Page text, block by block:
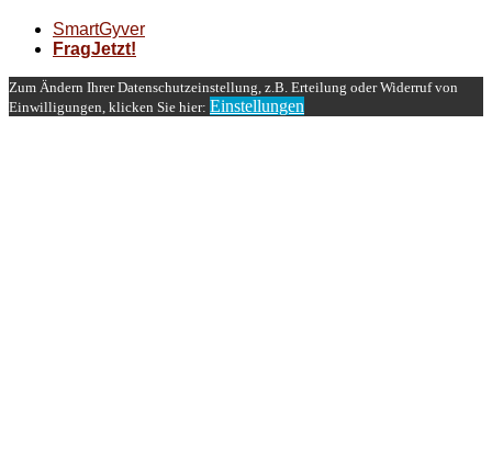
SmartGyver
FragJetzt!
Zum Ändern Ihrer Datenschutzeinstellung, z.B. Erteilung oder Widerruf von
Einwilligungen, klicken Sie hier: Einstellungen